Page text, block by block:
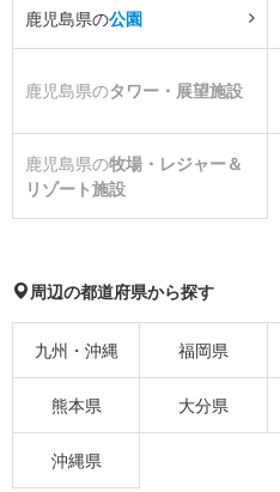
鹿児島県の公園
鹿児島県のタワー・展望施設
鹿児島県の牧場・レジャー＆
リゾート施設
周辺の都道府県から探す
九州・沖縄 福岡県
熊本県 大分県
沖縄県